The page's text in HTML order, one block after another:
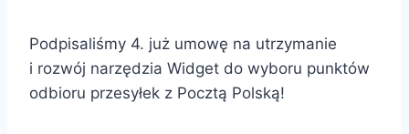
Podpisaliśmy 4. już umowę na utrzymanie
i rozwój narzędzia Widget do wyboru punktów
odbioru przesyłek z Pocztą Polską!